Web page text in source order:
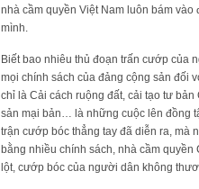
nhà cầm quyền Việt Nam luôn bám
mình.
Biết bao nhiêu thủ đoạn trấn cướp của
mọi chính sách của đảng cộng sản đối
chỉ là Cải cách ruộng đất, cải tạo tư
sản mại bản… là những cuộc lên đồng
trận cướp bóc thẳng tay đã diễn ra, mà
bằng nhiều chính sách, nhà cầm
lột, cướp bóc của người dân không